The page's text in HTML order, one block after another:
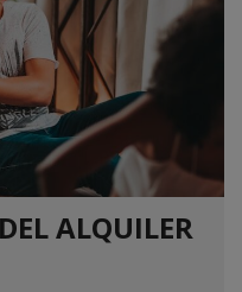
ALQUILER